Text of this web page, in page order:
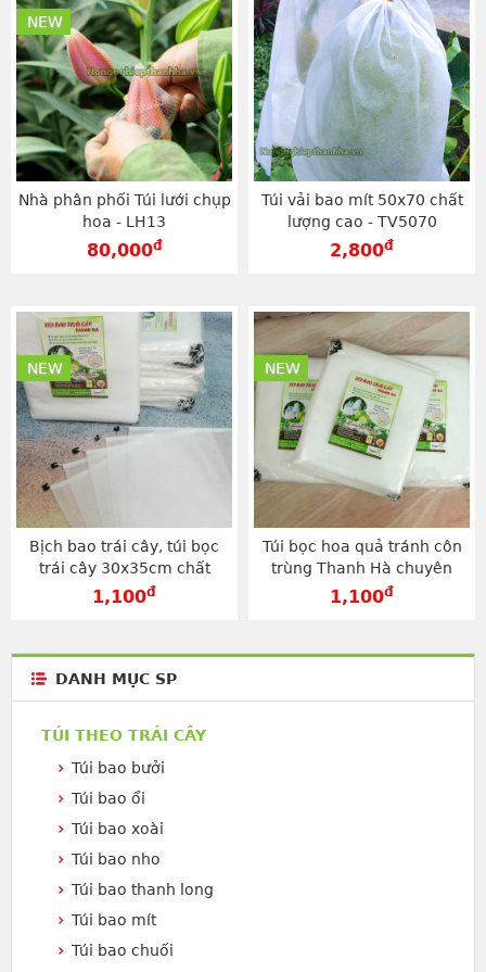
Nhà phân phối Túi lưới chụp
hoa - LH13
80,000đ
NEW
Túi vải bao mít 50x70 chất
lượng cao - TV5070
2,800đ
Bịch bao trái cây, túi bọc
trái cây 30x35cm chất
lượng cao thương hiệu
1,100đ
NEW
Túi bọc hoa quả tránh côn
trùng Thanh Hà chuyên
dụng, giá tốt loại 30x35cm -
1,100đ
NEW
DANH MỤC SP
TÚI THEO TRÁI CÂY
Túi bao bưởi
Túi bao ổi
Túi bao xoài
Túi bao nho
Túi bao thanh long
Túi bao mít
Túi bao chuối